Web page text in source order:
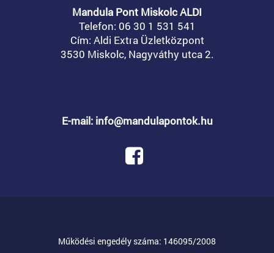
Mandula Pont Miskolc ALDI
Telefon: 06 30 1 531 541
Cím: Aldi Extra Üzletközpont
3530 Miskolc, Nagyváthy utca 2.
E-mail: info@mandulapontok.hu
Működési engedély száma: 146095/2008